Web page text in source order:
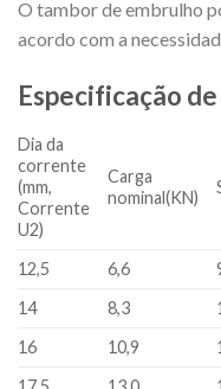
O tambor de embrulho
acordo com a
Especificação
Dia da
corrente
(mm,
Corrente
U2)
Carga
nominal(KN)
12,5 6,6
14
8,3
16
10,9